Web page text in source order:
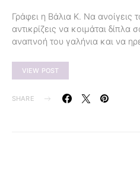
Γράφει η Βάλια Κ. Να ανοίγεις
αντικρίζεις να κοιμάται δίπλα
αναπνοή του γαλήνια και να
VIEW POST
SHARE